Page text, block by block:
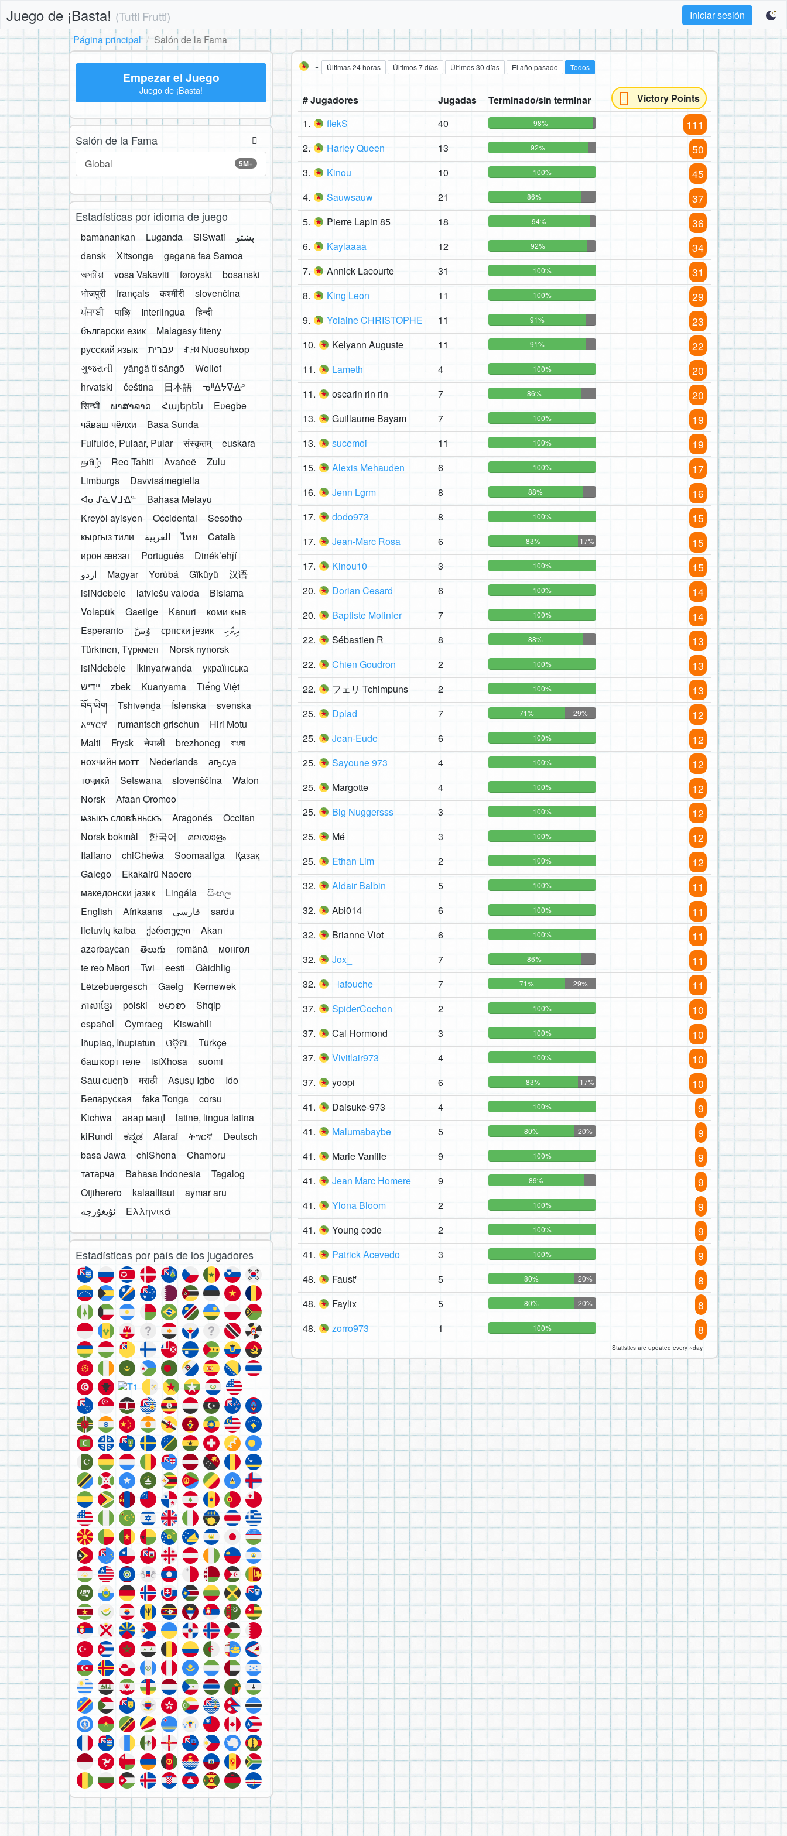
Juego de ¡Basta! (Tutti Frutti)
Iniciar sesión
Página principal
Salón de la Fama
- Últimas 24 horas Últimos 7 días Últimos 30 días El año pasado Todos
# Jugadores Jugadas Terminado/sin terminar
Victory Points
1.
flekS 40 98% 111
2. Harley Queen 13 92% 50
3. Kinou 10 100% 45
4. Sauwsauw 21 86% 37
5. Pierre Lapin 85 18 94% 36
6. Kaylaaaa 12 92% 34
7. Annick Lacourte 31 100% 31
8. King Leon 11 100% 29
9. Yolaine CHRISTOPHE 11 91% 23
10. Kelyann Auguste 11 91% 22
11. Lameth 4 100% 20
11. oscarin rin rin 7 86% 20
13. Guillaume Bayam 7 100% 19
13. sucemoi 11 100% 19
15. Alexis Mehauden 6 100% 17
16. Jenn Lgrm 8 88% 16
17. dodo973 8 100% 15
17. Jean-Marc Rosa 6 83% 17% 15
17. Kinou10 3 100% 15
20. Dorian Cesard 6 100% 14
20. Baptiste Molinier 7 100% 14
22. Sébastien R 8 88% 13
22. Chien Goudron 2 100% 13
22. フェリ Tchimpuns 2 100% 13
25. Dplad 7 71% 29% 12
25. Jean-Eude 6 100% 12
25. Sayoune 973 4 100% 12
25. Margotte 4 100% 12
25. Big Nuggersss 3 100% 12
25. Mé 3 100% 12
25. Ethan Lim 2 100% 12
32. Aldair Balbin 5 100% 11
32. Abi014 6 100% 11
32. Brianne Viot 6 100% 11
32. Jox_ 7 86% 11
32. _lafouche_ 7 71% 29% 11
37. SpiderCochon 2 100% 10
37. Cal Hormond 3 100% 10
37. Vivitlair973 4 100% 10
37. yoopi 6 83% 17% 10
41. Daisuke-973 4 100% 9
41. Malumabaybe 5 80% 20% 9
41. Marie Vanille 9 100% 9
41. Jean Marc Homere 9 89% 9
41. Ylona Bloom 2 100% 9
41. Young code 2 100% 9
41. Patrick Acevedo 3 100% 9
48. Faust' 5 80% 20% 8
48. Faylix 5 80% 20% 8
48. zorro973 1 100% 8
Statistics are updated every ~day
Empezar el Juego
Juego de ¡Basta!
Salón de la Fama
5M+
Global
Estadísticas por idioma de juego
bamanankan Luganda SiSwati
پښتو
dansk
Xitsonga
gagana faa Samoa
অসমীয়া
vosa Vakaviti føroyskt
bosanski
भोजपुरी
français कश्मीरी
slovenčina
ਪੰਜਾਬੀ
पाऴि Interlingua
हिन्दी
български език
Malagasy fiteny
русский язык
עברית
ꆈꌠ꒿ Nuosuhxop
ગુજરાતી
yângâ tî sängö
Wollof
hrvatski
čeština 日本語
ᓀᐦᐃᔭᐍᐏᐣ
सिन्धी
ພາສາລາວ Հայերեն
Eʋegbe
чӑваш чӗлхи
Basa Sunda
Fulfulde, Pulaar, Pular
संस्कृतम्
euskara
தமிழ்
Reo Tahiti Avañeẽ
Zulu
Limburgs
Davvisámegiella
ᐊᓂᔑᓈᐯᒧᐎᓐ
Bahasa Melayu
Kreyòl ayisyen
Occidental
Sesotho
кыргыз тили
العربية ไทย
Català
ирон æвзаг
Português
Dinékʼehǰí
اردو
Magyar Yorùbá Gĩkũyũ
汉语
isiNdebele
latviešu valoda
Bislama
Volapük
Gaeilge Kanuri
коми кыв
Esperanto
َوُسَ српски језик
ދިވެހި
Türkmen, Түркмен
Norsk nynorsk
isiNdebele
Ikinyarwanda
українська
ייִדיש
zbek Kuanyama
Tiếng Việt
བོད་ཡིག
Tshivenḓa Íslenska
svenska
አማርኛ
rumantsch grischun
Hiri Motu
Malti
Frysk नेपाली brezhoneg
বাংলা
нохчийн мотт
Nederlands
аҧсуа
тоҷикӣ
Setswana slovenščina
Walon
Norsk
Afaan Oromoo
ѩзыкъ словѣньскъ
Aragonés
Occitan
Norsk bokmål
한국어
മലയാളം
Italiano
chiCheŵa Soomaaliga
Қазақ
Galego
Ekakairũ Naoero
македонски јазик
Lingála
සිංහල
English
Afrikaans فارسی
sardu
lietuvių kalba
ქართული
Akan
azərbaycan
తెలుగు română
монгол
te reo Māori
Twi eesti
Gàidhlig
Lëtzebuergesch
Gaelg
Kernewek
ភាសាខ្មែរ
polski ဗမာစာ
Shqip
español
Cymraeg
Kiswahili
Iñupiaq, Iñupiatun
ଓଡ଼ିଆ
Türkçe
башҡорт теле
isiXhosa
suomi
Saɯ cueŋƅ
मराठी Asụsụ Igbo
Ido
Беларуская
faka Tonga
corsu
Kichwa
авар мацӀ
latine, lingua latina
kiRundi
ಕನ್ನಡ Afaraf ትግርኛ
Deutsch
basa Jawa
chiShona
Chamoru
татарча
Bahasa Indonesia
Tagalog
Otjiherero
kalaallisut
aymar aru
Ελληνικά
Estadísticas por país de los jugadores